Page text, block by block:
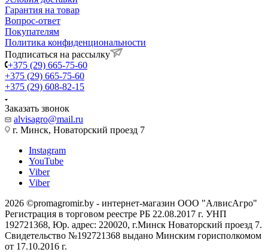
Гарантия на товар
Вопрос-ответ
Покупателям
Политика конфиденциональности
Подписаться на рассылку
+375 (29) 665-75-60
+375 (29) 665-75-60
+375 (29) 608-82-15
Заказать звонок
alvisagro@mail.ru
г. Минск, Новаторский проезд 7
Instagram
YouTube
Viber
Viber
2026 ©promagromir.by - интернет-магазин ООО "АлвисАгро"
Регистрация в торговом реестре РБ 22.08.2017 г. УНП
192721368, Юр. адрес: 220020, г.Минск Новаторский проезд 7.
Свидетельство №192721368 выдано Минским горисполкомом
от 17.10.2016 г.